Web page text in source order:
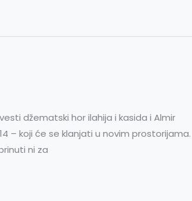
džematski hor ilahija i kasida i Almir
– koji će se klanjati u novim prostorijama.
ni za